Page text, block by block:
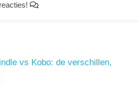
vs Kobo: de verschillen,